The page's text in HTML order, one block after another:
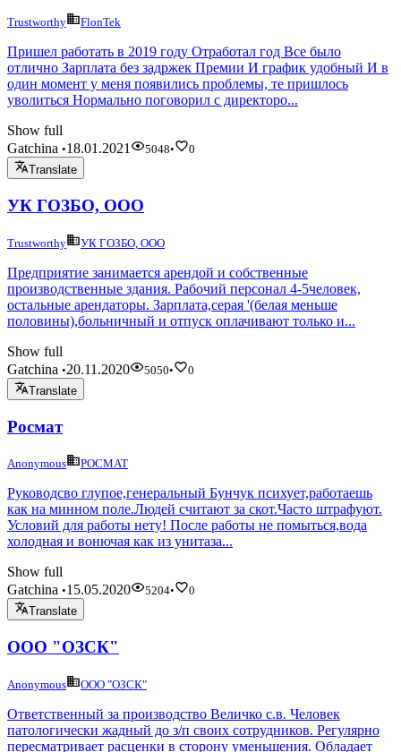
Trustworthy FlonTek
Пришел работать в 2019 году Отработал год Все было
отлично Зарплата без задржек Премии И график удобный И в
один момент у меня появились проблемы, те пришлось
уволиться Нормально поговорил с директоро...
Show full
Gatchina •18.01.2021 5048•
0
Translate
УК ГОЗБО, ООО
Trustworthy УК ГОЗБО, ООО
Предприятие занимается арендой и собственные
производственные здания. Рабочий персонал 4-5человек,
остальные арендаторы. Зарплата,серая '(белая меньше
половины),больничный и отпуск оплачивают только и...
Show full
Gatchina •20.11.2020 5050•
0
Translate
Росмат
Anonymous РОСМАТ
Руководсво глупое,генеральный Бунчук психует,работаешь
как на минном поле.Людей считают за скот.Часто штрафуют.
Условий для работы нету! После работы не помыться,вода
холодная и вонючая как из унитаза...
Show full
Gatchina •15.05.2020 5204•
0
Translate
ООО "ОЗСК"
Anonymous ООО "ОЗСК"
Ответственный за производство Величко с.в. Человек
патологически жадный до з/п своих сотрудников. Регулярно
пересматривает расценки в сторону уменьшения. Обладает